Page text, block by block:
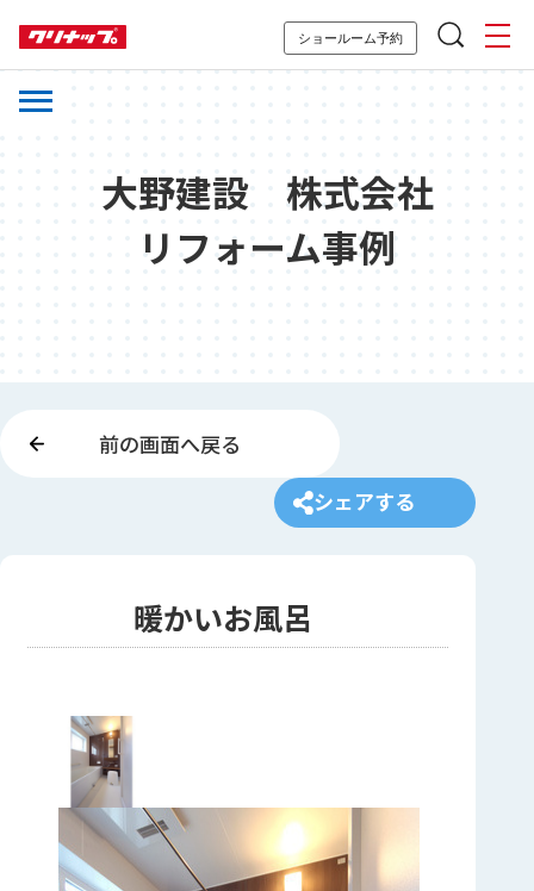
ショールーム予約
大野建設 株式会社
リフォーム事例
前の画面へ戻る
シェアする
暖かいお風呂